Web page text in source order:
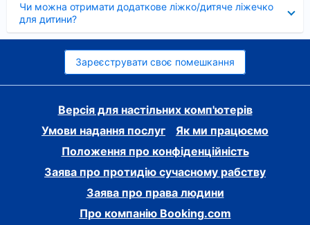
Чи можна отримати додаткове ліжко/дитяче ліжечко
для дитини?
Зареєструвати своє помешкання
Версія для настільних комп'ютерів
Умови надання послуг
Як ми працюємо
Положення про конфіденційність
Заява про протидію сучасному рабству
Заява про права людини
Про компанію Booking.com